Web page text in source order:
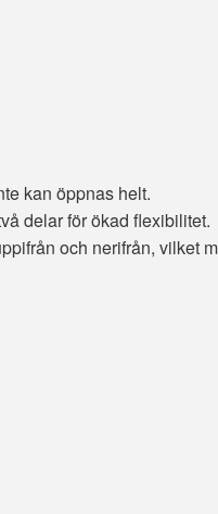
kan öppnas helt.
delar för ökad flexibilitet.
och nerifrån, vilket